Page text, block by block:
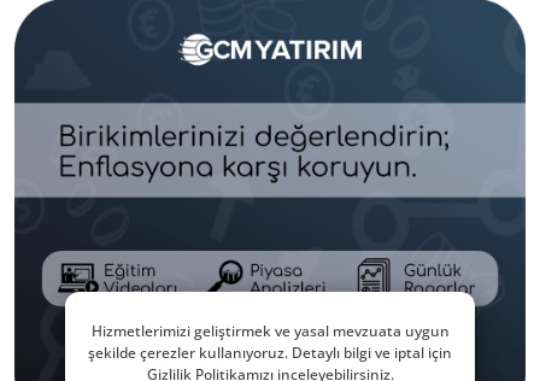
Hizmetlerimizi geliştirmek ve yasal mevzuata uygun
şekilde çerezler kullanıyoruz. Detaylı bilgi ve iptal için
Gizlilik Politikamızı inceleyebilirsiniz.